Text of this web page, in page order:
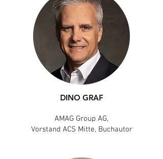
DINO GRAF
AMAG Group AG,
Vorstand ACS Mitte, Buchautor